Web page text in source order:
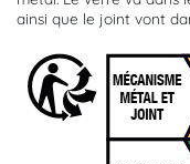
ainsi que le joint vont